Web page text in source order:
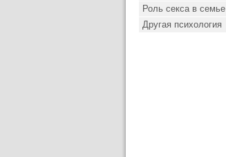
Роль секса в семье
Другая психология